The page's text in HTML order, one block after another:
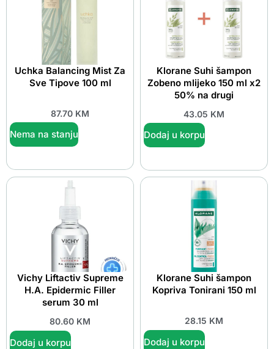
Uchka Balancing Mist Za
Sve Tipove 100 ml
87.70 KM
Nema na stanju
Klorane Suhi šampon
Zobeno mlijeko 150 ml x2
50% na drugi
43.05 KM
Dodaj u korpu
Vichy Liftactiv Supreme
H.A. Epidermic Filler
serum 30 ml
80.60 KM
Dodaj u korpu
Klorane Suhi šampon
Kopriva Tonirani 150 ml
28.15 KM
Dodaj u korpu